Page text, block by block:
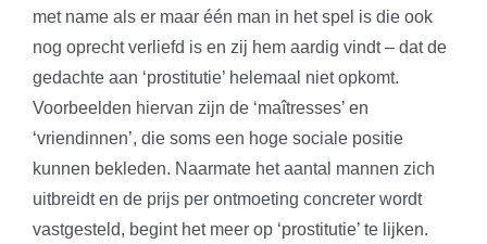
met name als er maar één man in het spel is die ook
nog oprecht verliefd is en zij hem aardig vindt – dat de
gedachte aan ‘prostitutie’ helemaal niet opkomt.
Voorbeelden hiervan zijn de ‘maîtresses’ en
‘vriendinnen’, die soms een hoge sociale positie
kunnen bekleden. Naarmate het aantal mannen zich
uitbreidt en de prijs per ontmoeting concreter wordt
vastgesteld, begint het meer op ‘prostitutie’ te lijken.